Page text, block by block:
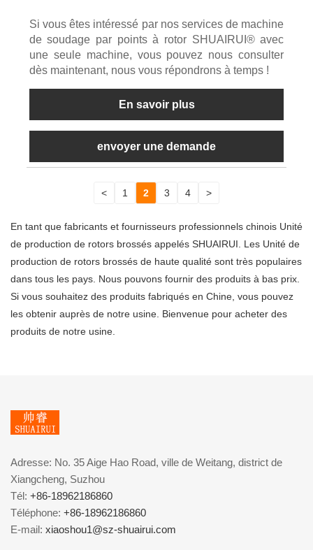
Si vous êtes intéressé par nos services de machine
de soudage par points à rotor SHUAIRUI® avec
une seule machine, vous pouvez nous consulter
dès maintenant, nous vous répondrons à temps !
En savoir plus
envoyer une demande
< 1 2 3 4 >
En tant que fabricants et fournisseurs professionnels chinois Unité
de production de rotors brossés appelés SHUAIRUI. Les Unité de
production de rotors brossés de haute qualité sont très populaires
dans tous les pays. Nous pouvons fournir des produits à bas prix.
Si vous souhaitez des produits fabriqués en Chine, vous pouvez
les obtenir auprès de notre usine. Bienvenue pour acheter des
produits de notre usine.
Adresse: No. 35 Aige Hao Road, ville de Weitang, district de
Xiangcheng, Suzhou
Tél: +86-18962186860
Téléphone: +86-18962186860
E-mail: xiaoshou1@sz-shuairui.com